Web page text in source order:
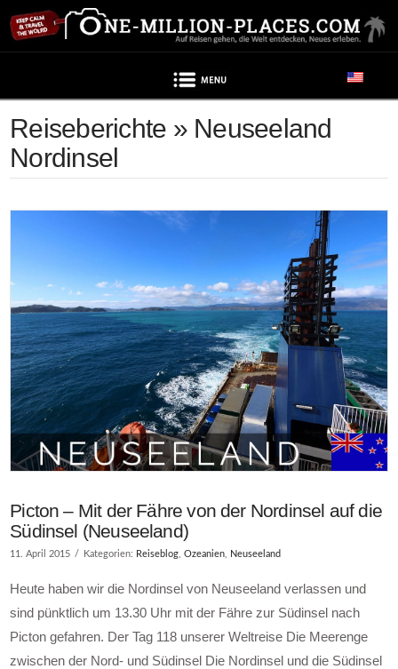
Reiseberichte » Neuseeland
Nordinsel
Picton – Mit der Fähre von der Nordinsel auf die
Südinsel (Neuseeland)
11. April 2015 Kategorien: Reiseblog ,Ozeanien Neuseeland
Heute haben wir die Nordinsel von Neuseeland verlassen und
sind pünktlich um 13.30 Uhr mit der Fähre zur Südinsel nach
Picton gefahren. Der Tag 118 unserer Weltreise Die Meerenge
zwischen der Nord- und Südinsel Die Nordinsel und die Südinsel